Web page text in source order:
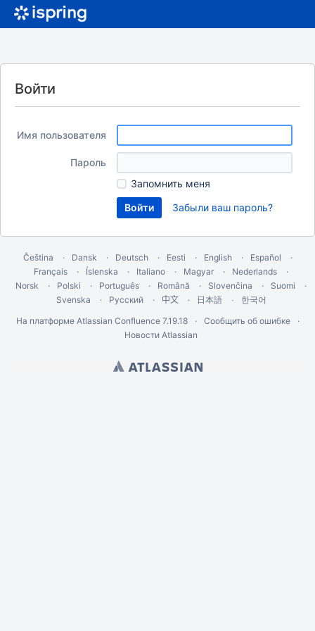
Войти
Имя пользователя
Пароль
Запомнить меня
Забыли ваш пароль?
Čeština Dansk Deutsch Eesti English
Español
Français
Íslenska Italiano Magyar
Nederlands
Norsk
Polski Português Română Slovenčina
Suomi
Svenska
Русский 中文 日本語
한국어
На платформе Atlassian Confluence 7.19.18
Сообщить об ошибке
Новости Atlassian